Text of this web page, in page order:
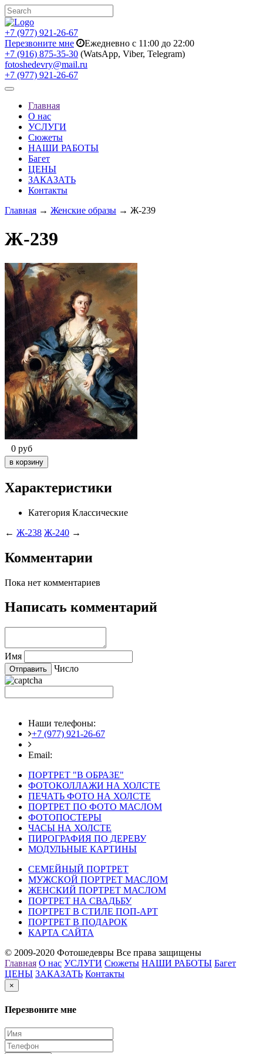
+7 (977) 921-26-67
Перезвоните мне
Ежедневно с 11:00 до 22:00
+7 (916) 875-35-30 (WatsApp, Viber, Telegram)
fotoshedevry@mail.ru
+7 (977) 921-26-67
Toggle
navigationГлавная
О нас
УСЛУГИ
Сюжеты
НАШИ РАБОТЫ
Багет
ЦЕНЫ
ЗАКАЗАТЬ
Контакты
Главная → Женские образы → Ж-239
Ж-239
0 руб
Характеристики
Категория Классические
← Ж-238 Ж-240 →
Комментарии
Пока нет комментариев
Написать комментарий
Имя
Число
Наши телефоны:
+7 (977) 921-26-67
Email:
ПОРТРЕТ "В ОБРАЗЕ"
ФОТОКОЛЛАЖИ НА ХОЛСТЕ
ПЕЧАТЬ ФОТО НА ХОЛСТЕ
ПОРТРЕТ ПО ФОТО МАСЛОМ
ФОТОПОСТЕРЫ
ЧАСЫ НА ХОЛСТЕ
ПИРОГРАФИЯ ПО ДЕРЕВУ
МОДУЛЬНЫЕ КАРТИНЫ
СЕМЕЙНЫЙ ПОРТРЕТ
МУЖСКОЙ ПОРТРЕТ МАСЛОМ
ЖЕНСКИЙ ПОРТРЕТ МАСЛОМ
ПОРТРЕТ НА СВАДЬБУ
ПОРТРЕТ В СТИЛЕ ПОП-АРТ
ПОРТРЕТ В ПОДАРОК
КАРТА САЙТА
© 2009-2020 Фотошедевры Все права защищены
Главная О нас УСЛУГИ Сюжеты НАШИ РАБОТЫ Багет
ЦЕНЫ ЗАКАЗАТЬ Контакты
×
Перезвоните мне